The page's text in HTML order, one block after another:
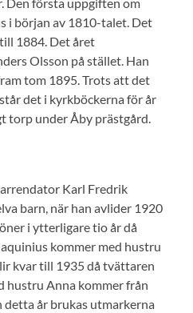
i början av 1810-talet. Det
1884. Det året
Olsson på stället. Han
tom 1895. Trots att det
det i kyrkböckerna för år
torp under Åby prästgård.
Karl Fredrik
barn, när han avlider 1920
i ytterligare tio år då
kommer med hustru
kvar till 1935 då tvättaren
hustru Anna kommer från
detta år brukas utmarkerna